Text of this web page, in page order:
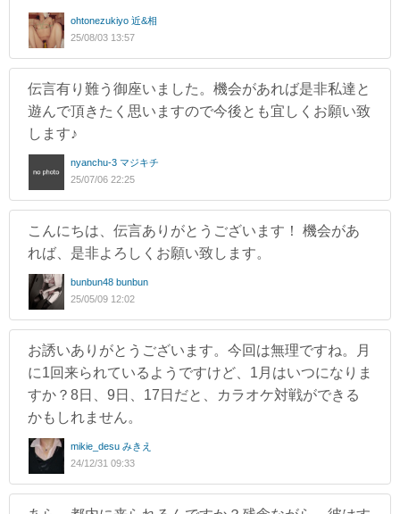
ohtonezukiyo 近&相
25/08/03 13:57
伝言有り難う御座いました。機会があれば是非私達と
遊んで頂きたく思いますので今後とも宜しくお願い致
します♪
nyanchu-3 マジキチ
25/07/06 22:25
こんにちは、伝言ありがとうございます！ 機会があ
れば、是非よろしくお願い致します。
bunbun48 bunbun
25/05/09 12:02
お誘いありがとうございます。今回は無理ですね。月
に1回来られているようですけど、1月はいつになりま
すか？8日、9日、17日だと、カラオケ対戦ができる
かもしれません。
mikie_desu みきえ
24/12/31 09:33